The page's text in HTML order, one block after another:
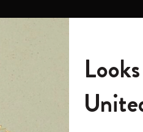
ブック
リー
見る
キンスマート
サングラス
・ジョンギコレクション
見る
トを愛する方への贈り物
リー・テーマ・ピンズ・コレ
ドをいつも胸に
ートライティング・システム
パーソナライズサ
ビス
サブカテゴリ
リー
モレス
6,500円以上のご購入で送料無